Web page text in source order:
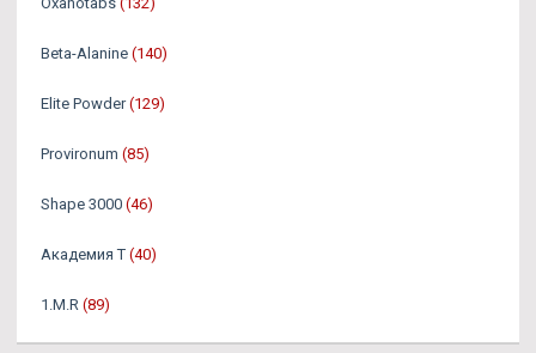
Beta-Alanine (140)
Elite Powder (129)
Provironum (85)
Shape 3000 (46)
Академия Т (40)
1.M.R (89)